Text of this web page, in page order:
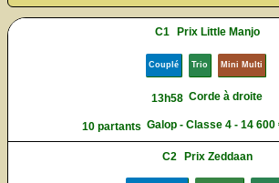
C1 Prix Little Manjo
Couplé Trio Mini Multi
13h58 Corde à droite
10 partants Galop - Classe 4 - 14 600
C2 Prix Zeddaan